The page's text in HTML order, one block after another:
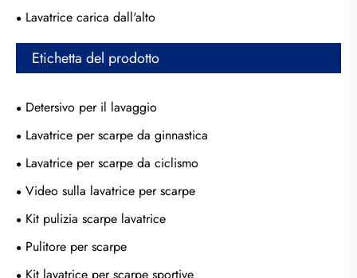
Lavatrice carica dall'alto
Etichetta del prodotto
Detersivo per il lavaggio
Lavatrice per scarpe da ginnastica
Lavatrice per scarpe da ciclismo
Video sulla lavatrice per scarpe
Kit pulizia scarpe lavatrice
Pulitore per scarpe
Kit lavatrice per scarpe sportive